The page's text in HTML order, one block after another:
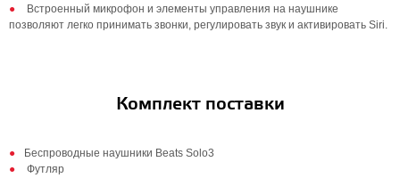
Встроенный микрофон и элементы управления на наушнике
позволяют легко принимать звонки, регулировать звук и активировать Siri.
Комплект поставки
Беспроводные наушники Beats Solo3
Футляр